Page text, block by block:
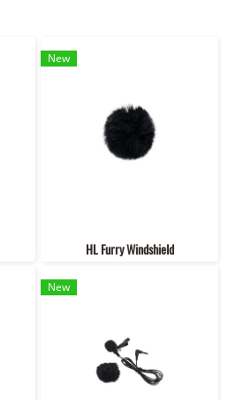
New
HL Furry Windshield
New